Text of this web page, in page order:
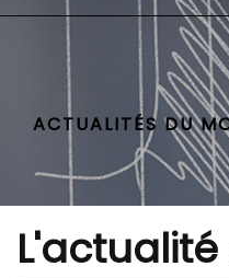
ACTUALITÉS DU